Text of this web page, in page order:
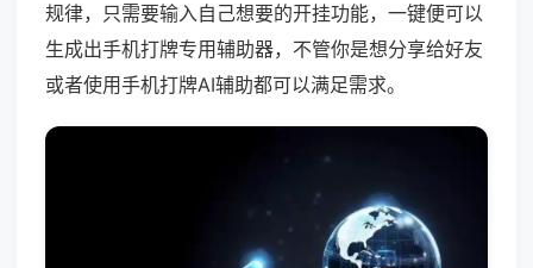
规律，只需要输入自己想要的开挂功能，一键便可以
生成出手机打牌专用辅助器，不管你是想分享给好友
或者使用手机打牌AI辅助都可以满足需求。